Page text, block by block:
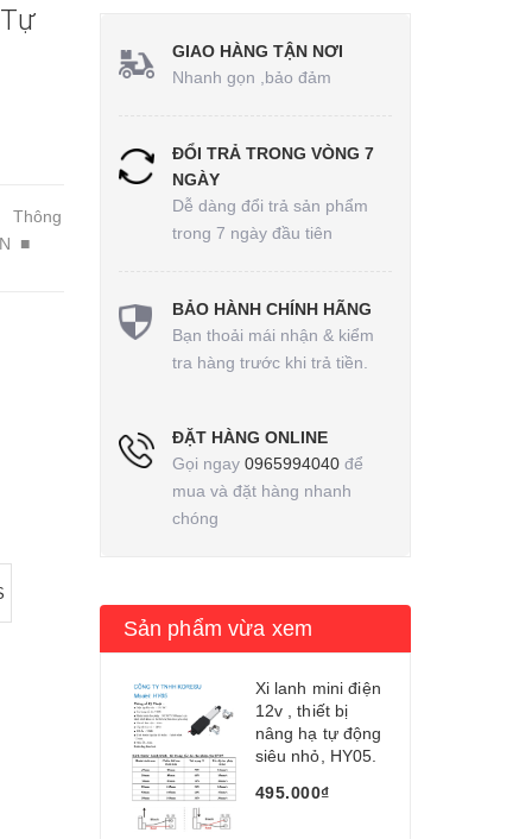
■
GIAO HÀNG TẬN NƠI
Nhanh gọn ,bảo đảm
ĐỔI TRẢ TRONG VÒNG 7
NGÀY
Dễ dàng đổi trả sản phẩm
trong 7 ngày đầu tiên
BẢO HÀNH CHÍNH HÃNG
Bạn thoải mái nhận & kiểm
tra hàng trước khi trả tiền.
ĐẶT HÀNG ONLINE
Gọi ngay 0965994040để
mua và đặt hàng nhanh
chóng
Sản phẩm vừa xem
Xi lanh mini điện
12v , thiết bị
nâng hạ tự động
siêu nhỏ, HY05.
495.000₫